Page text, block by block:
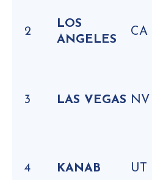
2
LOS
ANGELES
CA
3 LAS VEGAS NV
4 KANAB UT